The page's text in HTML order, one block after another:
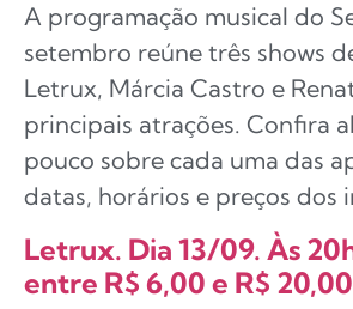
A programação musical do
setembro reúne três shows
Letrux, Márcia Castro e
principais atrações. Confira
pouco sobre cada uma das
datas, horários e preços dos
Letrux. Dia 13/09. Às
entre R$ 6,00 e R$